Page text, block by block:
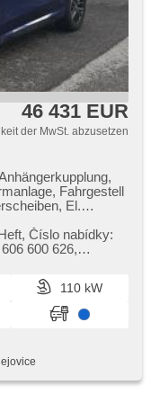
46 431 EUR
der MwSt. abzusetzen
Fahrgestell
El.
automatikparken,
Stop System,
monitorovací
bezklíčové
LED adaptivní
Číslo nabídky:
110 kW